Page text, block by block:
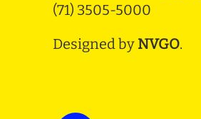
(71) 3505-5000
Designed by NVGO.